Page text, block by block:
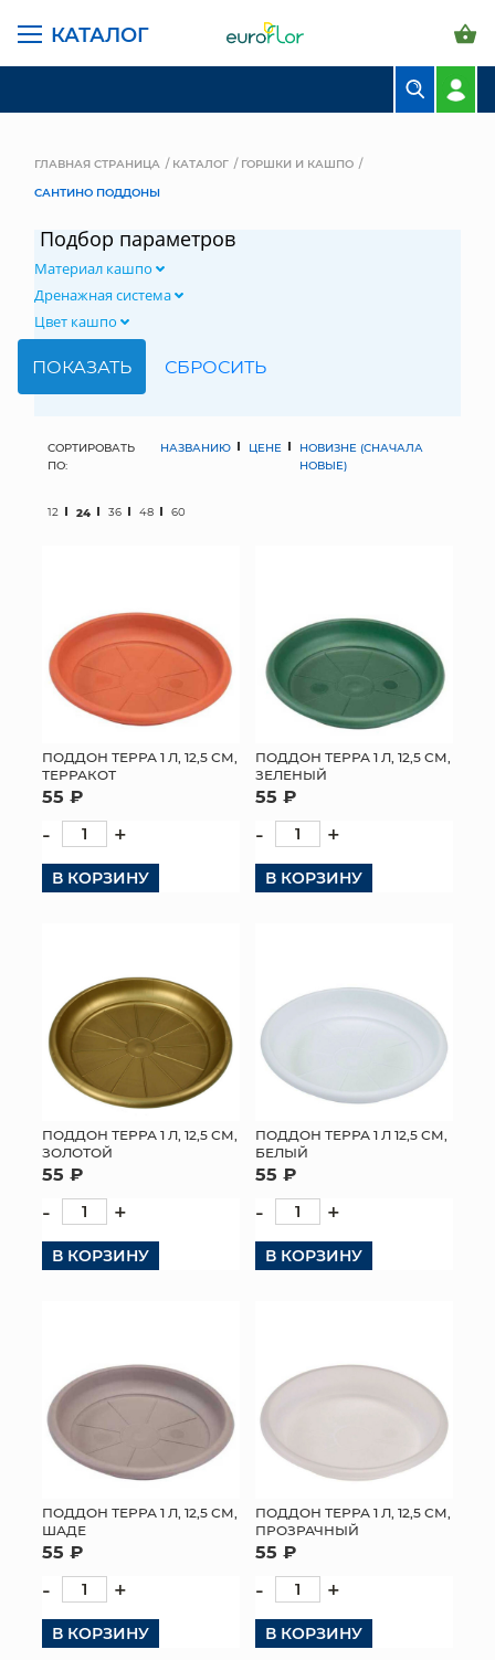
КАТАЛОГ
СВАДЕБНАЯ ФЛОРИСТИКА
КОМНАТНЫЕ РАСТЕНИЯ
СУНДУКИ
ИСКУССТВЕННЫЕ ЦВЕТЫ
ПАКЕТЫ И СУМКИ
ПОДАРОЧНЫЕ КАРТЫ
ТОРГОВЫЙ ЦЕНТР
КОНТАКТЫ
ГЛАВНАЯ СТРАНИЦА КАТАЛОГ
ГОРШКИ И КАШПО
САНТИНО ПОДДОНЫ
Подбор параметров
Материал кашпо
Дренажная система
Цвет кашпо
СОРТИРОВАТЬ
ПО:
НАЗВАНИЮ ЦЕНЕ
НОВИЗНЕ (СНАЧАЛА
НОВЫЕ)
12 24 36 48 60
ПОДДОН ТЕРРА 1 Л, 12,5 СМ,
ТЕРРАКОТ
55 ₽
- +
В КОРЗИНУ
ПОДДОН ТЕРРА 1 Л, 12,5 СМ,
ЗЕЛЕНЫЙ
55 ₽
- +
В КОРЗИНУ
ПОДДОН ТЕРРА 1 Л, 12,5 СМ,
ЗОЛОТОЙ
55 ₽
- +
В КОРЗИНУ
ПОДДОН ТЕРРА 1 Л 12,5 СМ,
БЕЛЫЙ
55 ₽
- +
В КОРЗИНУ
ПОДДОН ТЕРРА 1 Л, 12,5 СМ,
ШАДЕ
55 ₽
- +
В КОРЗИНУ
ПОДДОН ТЕРРА 1 Л, 12,5 СМ,
ПРОЗРАЧНЫЙ
55 ₽
- +
В КОРЗИНУ